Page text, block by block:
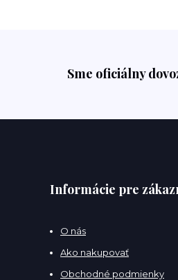
Sme oficiálny
Informácie pre
O nás
Ako nakupovať
Obchodné podmienky